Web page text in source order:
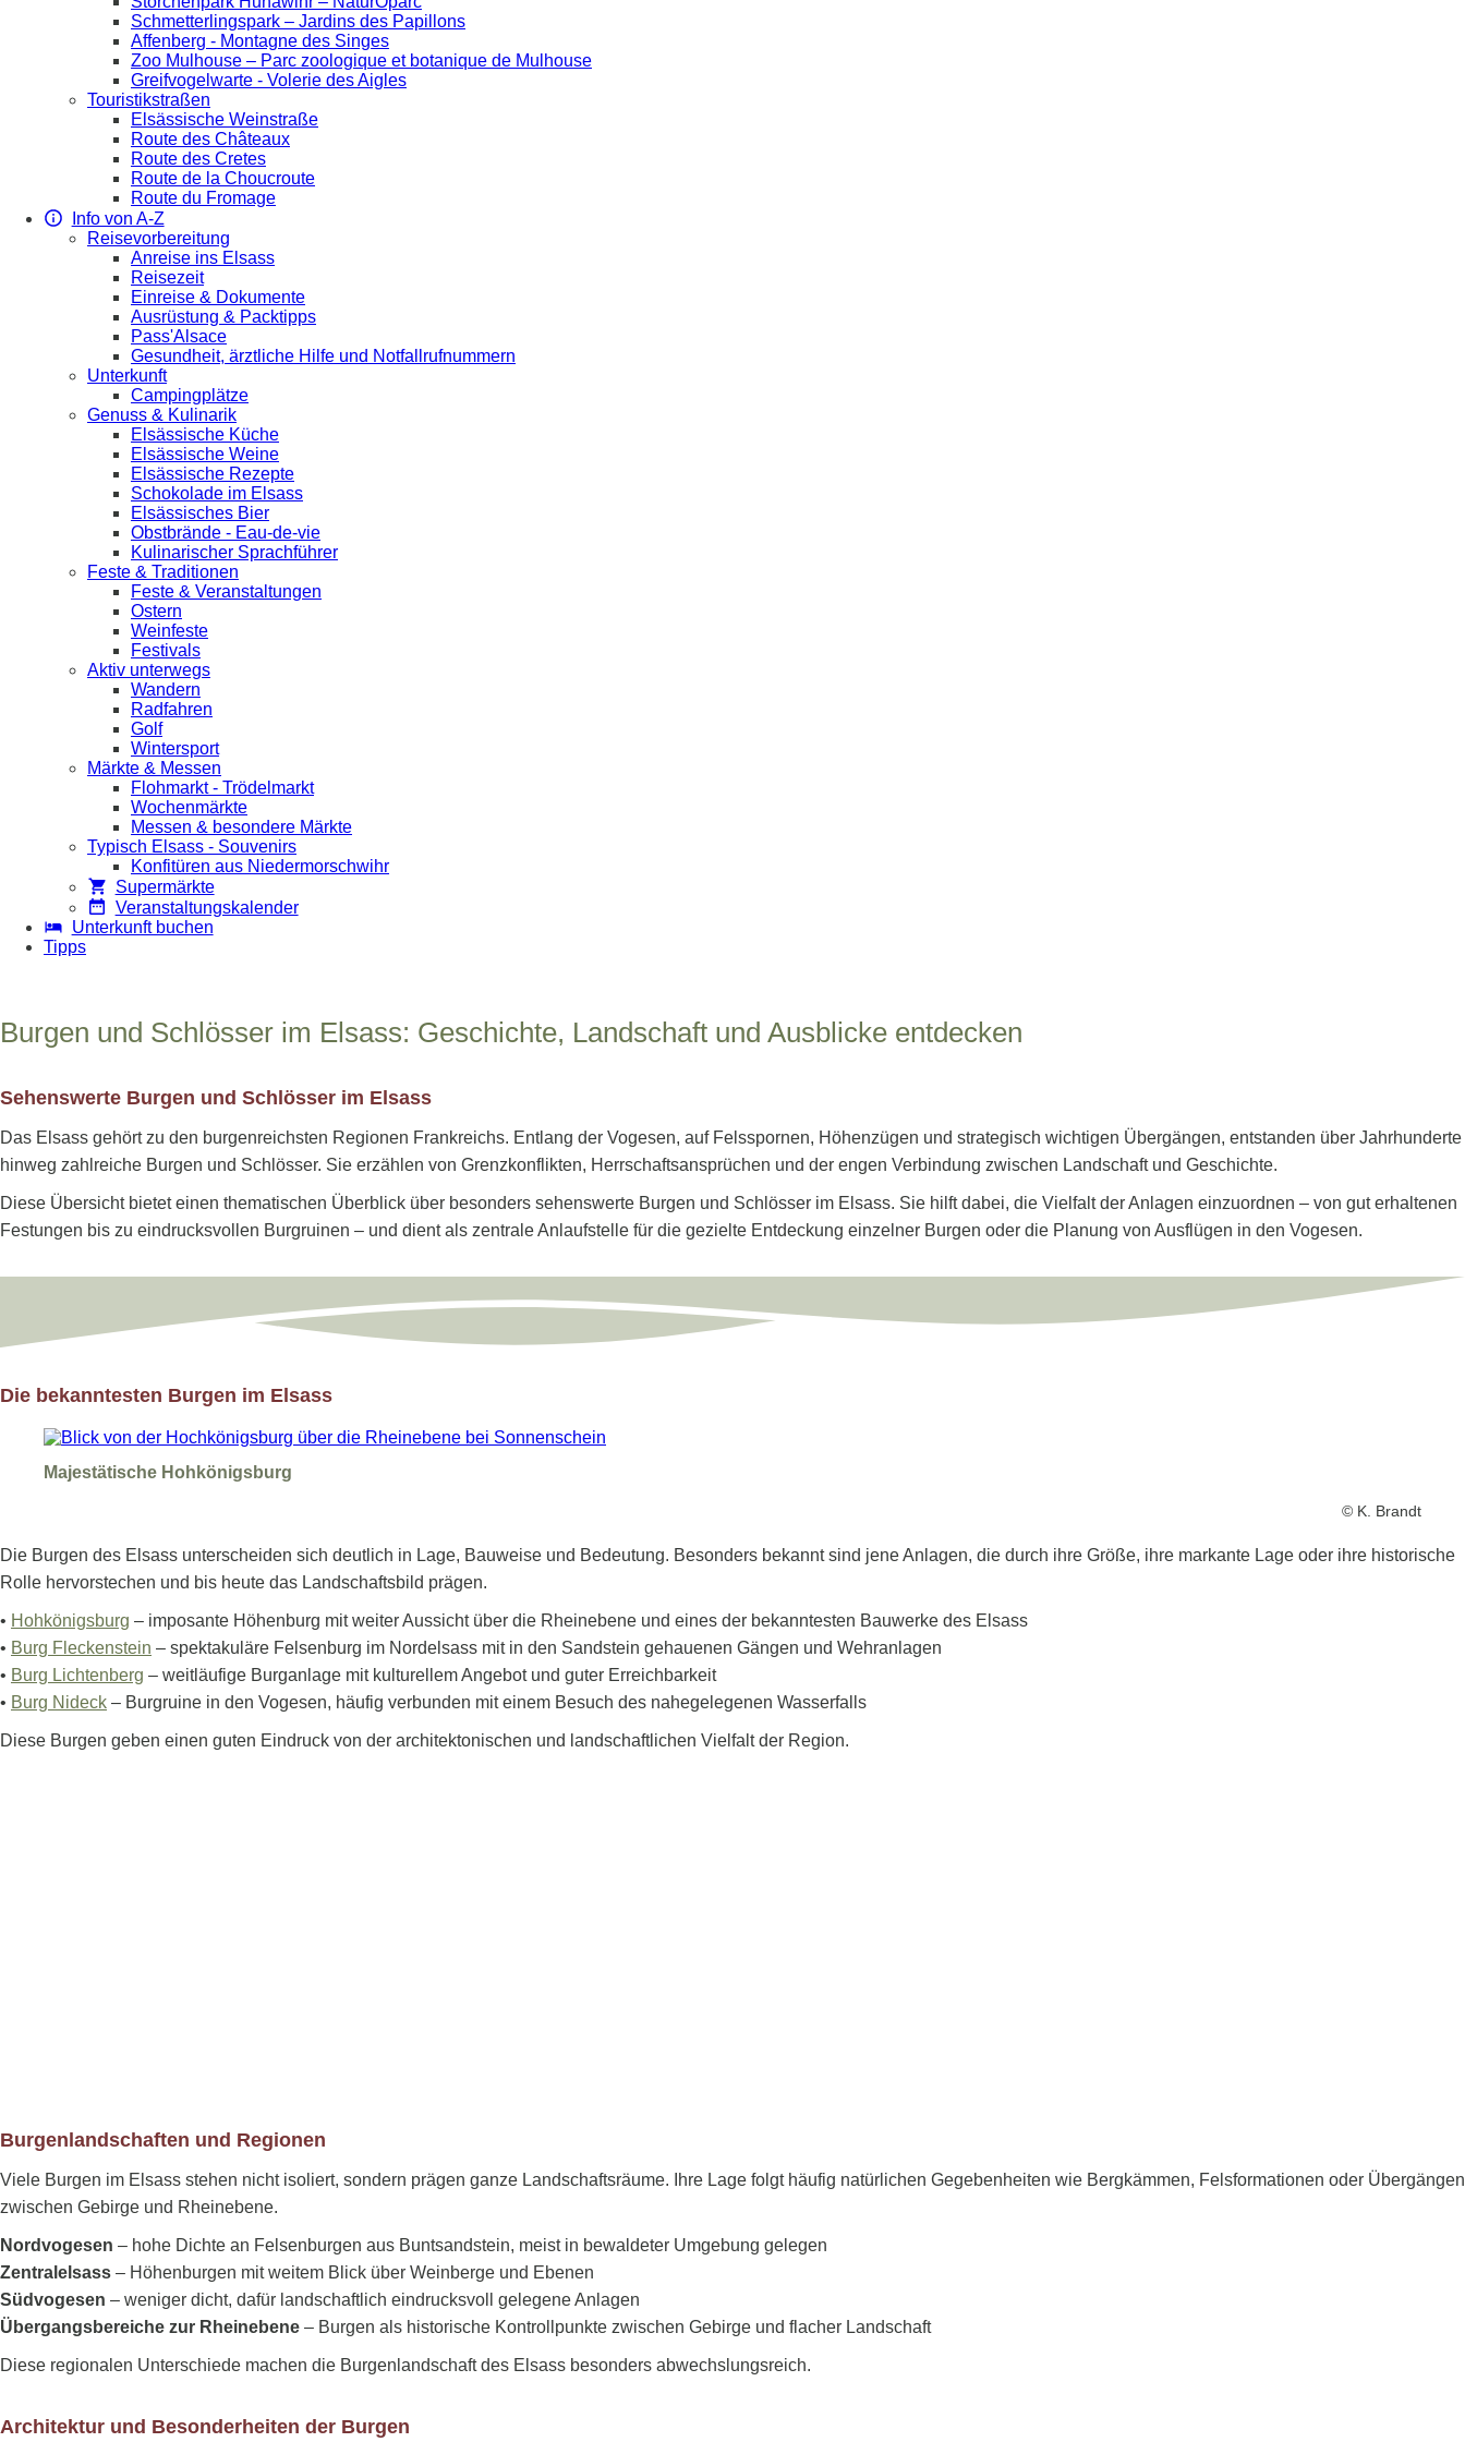
Schmetterlingspark – Jardins des Papillons
Affenberg - Montagne des Singes
Zoo Mulhouse – Parc zoologique et botanique de Mulhouse
Greifvogelwarte - Volerie des Aigles
Touristikstraßen
Elsässische Weinstraße
Route des Châteaux
Route des Cretes
Route de la Choucroute
Route du Fromage
Info von A-Z
Reisevorbereitung
Anreise ins Elsass
Reisezeit
Einreise & Dokumente
Ausrüstung & Packtipps
Pass'Alsace
Gesundheit, ärztliche Hilfe und Notfallrufnummern
Unterkunft
Campingplätze
Genuss & Kulinarik
Elsässische Küche
Elsässische Weine
Elsässische Rezepte
Schokolade im Elsass
Elsässisches Bier
Obstbrände - Eau-de-vie
Kulinarischer Sprachführer
Feste & Traditionen
Feste & Veranstaltungen
Ostern
Weinfeste
Festivals
Aktiv unterwegs
Wandern
Radfahren
Golf
Wintersport
Märkte & Messen
Flohmarkt - Trödelmarkt
Wochenmärkte
Messen & besondere Märkte
Typisch Elsass - Souvenirs
Konfitüren aus Niedermorschwihr
Supermärkte
Veranstaltungskalender
Unterkunft buchen
Tipps
Burgen und Schlösser im Elsass: Geschichte, Landschaft und Ausblicke entdecken
Sehenswerte Burgen und Schlösser im Elsass
Das Elsass gehört zu den burgenreichsten Regionen Frankreichs. Entlang der Vogesen, auf Felsspornen, Höhenzügen und strategisch wichtigen Übergängen, entstanden über Jahrhunderte
hinweg zahlreiche Burgen und Schlösser. Sie erzählen von Grenzkonflikten, Herrschaftsansprüchen und der engen Verbindung zwischen Landschaft und Geschichte.
Diese Übersicht bietet einen thematischen Überblick über besonders sehenswerte Burgen und Schlösser im Elsass. Sie hilft dabei, die Vielfalt der Anlagen einzuordnen – von gut erhaltenen
Festungen bis zu eindrucksvollen Burgruinen – und dient als zentrale Anlaufstelle für die gezielte Entdeckung einzelner Burgen oder die Planung von Ausflügen in den Vogesen.
Die bekanntesten Burgen im Elsass
Majestätische Hohkönigsburg
© K. Brandt
Die Burgen des Elsass unterscheiden sich deutlich in Lage, Bauweise und Bedeutung. Besonders bekannt sind jene Anlagen, die durch ihre Größe, ihre markante Lage oder ihre historische
Rolle hervorstechen und bis heute das Landschaftsbild prägen.
• Hohkönigsburg – imposante Höhenburg mit weiter Aussicht über die Rheinebene und eines der bekanntesten Bauwerke des Elsass
• Burg Fleckenstein – spektakuläre Felsenburg im Nordelsass mit in den Sandstein gehauenen Gängen und Wehranlagen
• Burg Lichtenberg – weitläufige Burganlage mit kulturellem Angebot und guter Erreichbarkeit
• Burg Nideck – Burgruine in den Vogesen, häufig verbunden mit einem Besuch des nahegelegenen Wasserfalls
Diese Burgen geben einen guten Eindruck von der architektonischen und landschaftlichen Vielfalt der Region.
Burgenlandschaften und Regionen
Viele Burgen im Elsass stehen nicht isoliert, sondern prägen ganze Landschaftsräume. Ihre Lage folgt häufig natürlichen Gegebenheiten wie Bergkämmen, Felsformationen oder Übergängen
zwischen Gebirge und Rheinebene.
Nordvogesen – hohe Dichte an Felsenburgen aus Buntsandstein, meist in bewaldeter Umgebung gelegen
Zentralelsass – Höhenburgen mit weitem Blick über Weinberge und Ebenen
Südvogesen – weniger dicht, dafür landschaftlich eindrucksvoll gelegene Anlagen
Übergangsbereiche zur Rheinebene – Burgen als historische Kontrollpunkte zwischen Gebirge und flacher Landschaft
Diese regionalen Unterschiede machen die Burgenlandschaft des Elsass besonders abwechslungsreich.
Architektur und Besonderheiten der Burgen